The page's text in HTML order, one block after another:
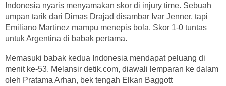
Indonesia nyaris menyamakan skor di injury time. Sebuah
umpan tarik dari Dimas Drajad disambar Ivar Jenner, tapi
Emiliano Martinez mampu menepis bola. Skor 1-0 tuntas
untuk Argentina di babak pertama.
Memasuki babak kedua Indonesia mendapat peluang di
menit ke-53. Melansir detik.com, diawali lemparan ke dalam
oleh Pratama Arhan, bek tengah Elkan Baggott